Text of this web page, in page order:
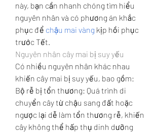
này, bạn cần nhanh chóng tìm hiểu
nguyên nhân và có phương án khắc
phục để chậu mai vàng kịp hồi phục
trước Tết.
Nguyên nhân cây mai bị suy yếu
Có nhiều nguyên nhân khác nhau
khiến cây mai bị suy yếu, bao gồm:
Bộ rễ bị tổn thương: Quá trình di
chuyển cây từ chậu sang đất hoặc
ngược lại dễ làm tổn thương rễ, khiến
cây không thể hấp thụ dinh dưỡng